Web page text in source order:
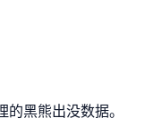
黑熊出没数据。